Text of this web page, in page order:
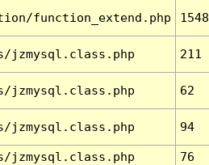
function_extend.php 1548
jzmysql.class.php 211
jzmysql.class.php 62
jzmysql.class.php 94
jzmysql.class.php 76